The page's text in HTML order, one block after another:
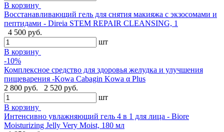
В корзину
Восстанавливающий гель для снятия макияжа с экзосомами и
пептидами - Direia STEM REPAIR CLEANSING, 1
4 500 руб.
шт
В корзину
-10%
Комплексное средство для здоровья желудка и улучшения
пищеварения -Kowa Cabagin Kowa α Plus
2 800 руб.
2 520 руб.
шт
В корзину
Интенсивно увлажняющий гель 4 в 1 для лица - Biore
Moisturizing Jelly Very Moist, 180 мл